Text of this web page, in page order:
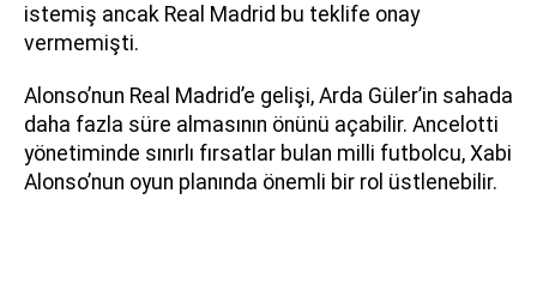
istemiş ancak Real Madrid bu teklife onay
vermemişti.
Alonso’nun Real Madrid’e gelişi, Arda Güler’in sahada
daha fazla süre almasının önünü açabilir. Ancelotti
yönetiminde sınırlı fırsatlar bulan milli futbolcu, Xabi
Alonso’nun oyun planında önemli bir rol üstlenebilir.